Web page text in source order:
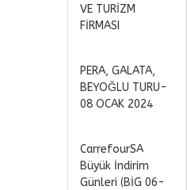
VE TURİZM
FİRMASI
PERA, GALATA,
BEYOĞLU TURU-
08 OCAK 2024
CarrefourSA
Büyük İndirim
Günleri (BİG 06-